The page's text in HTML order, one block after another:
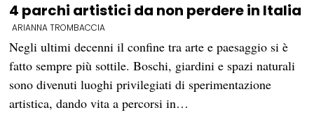
4 parchi artistici da non perdere in Italia
ARIANNA TROMBACCIA
Negli ultimi decenni il confine tra arte e paesaggio si è
fatto sempre più sottile. Boschi, giardini e spazi naturali
sono divenuti luoghi privilegiati di sperimentazione
artistica, dando vita a percorsi in…